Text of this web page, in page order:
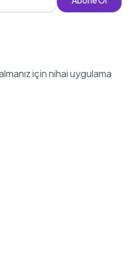
için nihai uygulama